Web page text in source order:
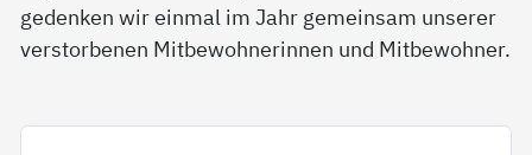
gedenken wir einmal im Jahr gemeinsam unserer
verstorbenen Mitbewohnerinnen und Mitbewohner.